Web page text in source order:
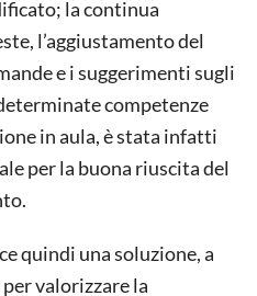
la continua
l’aggiustamento del
e i suggerimenti sugli
competenze
in aula, è stata infatti
per la buona riuscita del
quindi una soluzione, a
valorizzare la